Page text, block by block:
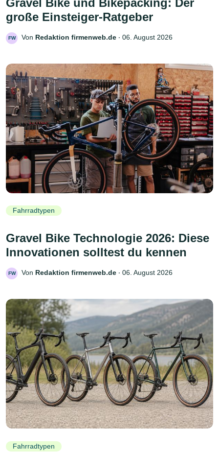
große Einsteiger-Ratgeber
FW Von Redaktion firmenweb.de ‧ 06. August 2026
Fahrradtypen
Gravel Bike Technologie 2026: Diese
Innovationen solltest du kennen
FW Von Redaktion firmenweb.de ‧ 06. August 2026
Fahrradtypen